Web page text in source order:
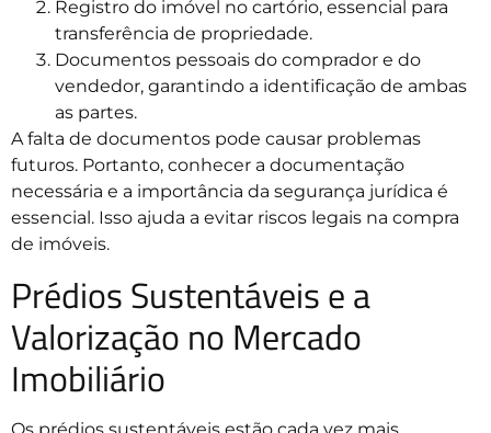
Registro do imóvel no cartório, essencial para
transferência de propriedade.
Documentos pessoais do comprador e do
vendedor, garantindo a identificação de ambas
as partes.
A falta de documentos pode causar problemas
futuros. Portanto, conhecer a documentação
necessária e a importância da segurança jurídica é
essencial. Isso ajuda a evitar riscos legais na compra
de imóveis.
Prédios Sustentáveis e a
Valorização no Mercado
Imobiliário
Os prédios sustentáveis estão cada vez mais